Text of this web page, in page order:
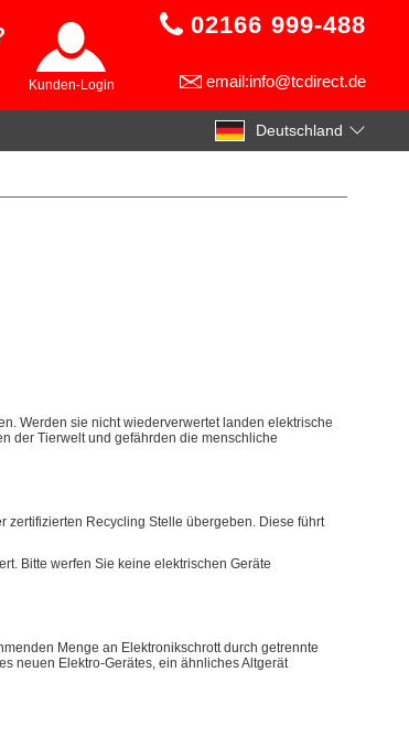
Deutschland
02166 999-488
email:info@tcdirect.de
Kunden-Login
Werden sie nicht wiederverwertet landen elektrische
der Tierwelt und gefährden die menschliche
zertifizierten Recycling Stelle übergeben. Diese führt
Bitte werfen Sie keine elektrischen Geräte
Menge an Elektronikschrott durch getrennte
neuen Elektro-Gerätes, ein ähnliches Altgerät